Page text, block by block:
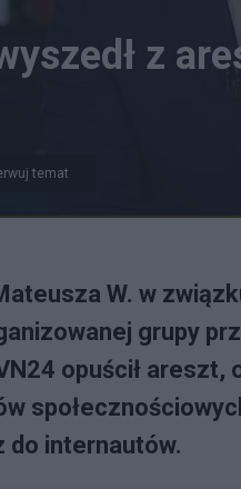
z
temat
W. w
grupy
opuścił areszt,
do internautów.